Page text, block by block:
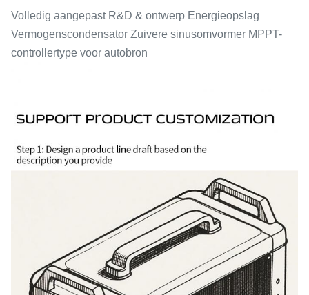
Volledig aangepast R&D & ontwerp Energieopslag
Vermogenscondensator Zuivere sinusomvormer MPPT-
controllertype voor autobron